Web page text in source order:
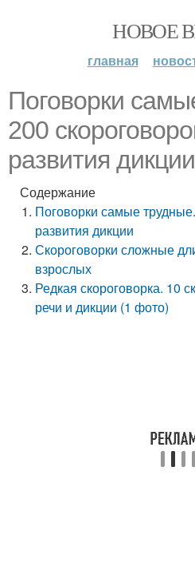
НОВОЕ
главная
Поговорки
200
развития дикции
Содержание
Поговорки самые
развития дикции
Скороговорки сложные
взрослых
Редкая скороговорка. 10
речи и дикции (1 фото)